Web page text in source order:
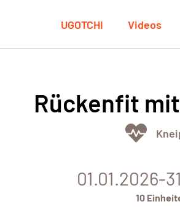
UGOTCHI Videos
Rückenfit
01.01.2026-
10